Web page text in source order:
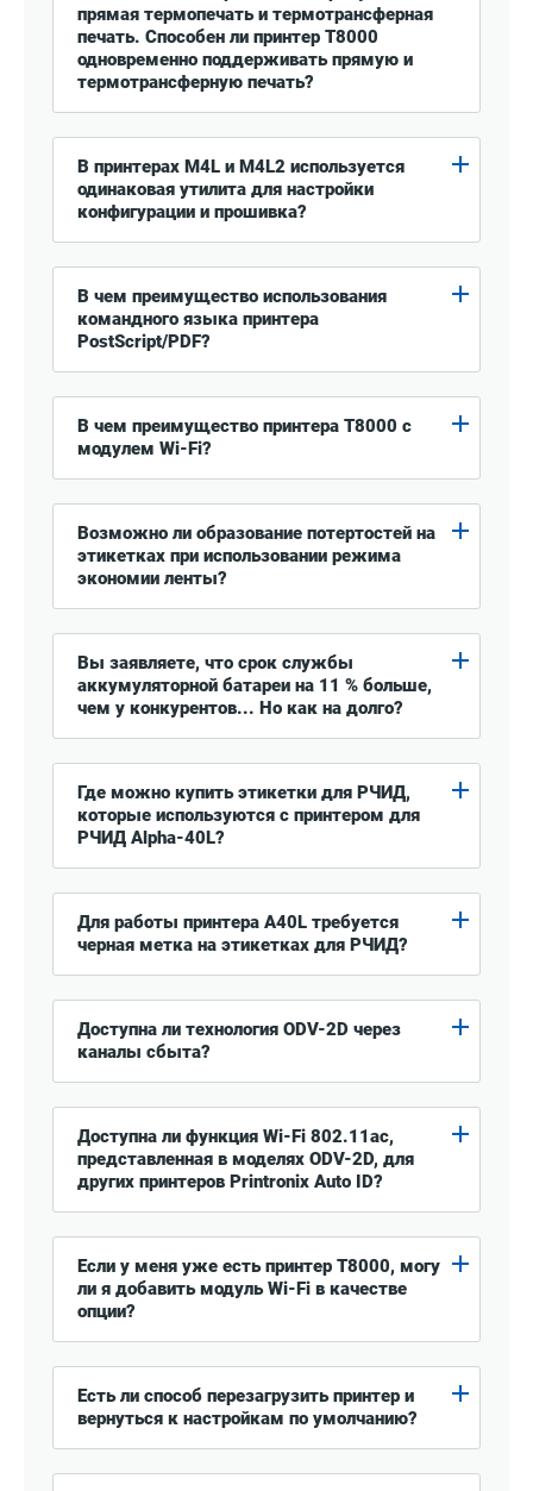
прямая термопечать и термотрансферная
печать. Способен ли принтер T8000
одновременно поддерживать прямую и
термотрансферную печать?
В принтерах M4L и M4L2 используется
одинаковая утилита для настройки
конфигурации и прошивка?
В чем преимущество использования
командного языка принтера
PostScript/PDF?
В чем преимущество принтера T8000 с
модулем Wi-Fi?
Возможно ли образование потертостей на
этикетках при использовании режима
экономии ленты?
Вы заявляете, что срок службы
аккумуляторной батареи на 11 % больше,
чем у конкурентов... Но как на долго?
Где можно купить этикетки для РЧИД,
которые используются с принтером для
РЧИД Alpha-40L?
Для работы принтера A40L требуется
черная метка на этикетках для РЧИД?
Доступна ли технология ODV-2D через
каналы сбыта?
Доступна ли функция Wi-Fi 802.11ac,
представленная в моделях ODV-2D, для
других принтеров Printronix Auto ID?
Если у меня уже есть принтер T8000, могу
ли я добавить модуль Wi-Fi в качестве
опции?
Есть ли способ перезагрузить принтер и
вернуться к настройкам по умолчанию?